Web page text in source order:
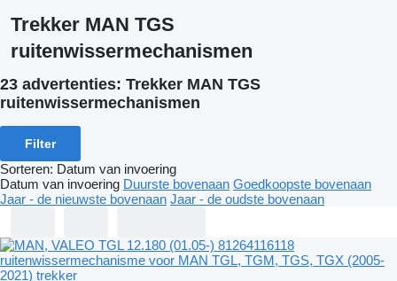
Trekker MAN TGS
ruitenwissermechanismen
23 advertenties: Trekker MAN TGS
ruitenwissermechanismen
Filter
Sorteren: Datum van invoering
Datum van invoering Duurste bovenaan Goedkoopste bovenaan
Jaar - de nieuwste bovenaan Jaar - de oudste bovenaan